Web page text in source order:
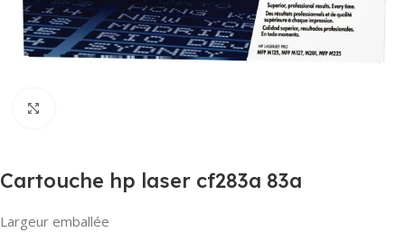
Cartouche hp laser cf283a 83a
Largeur emballée